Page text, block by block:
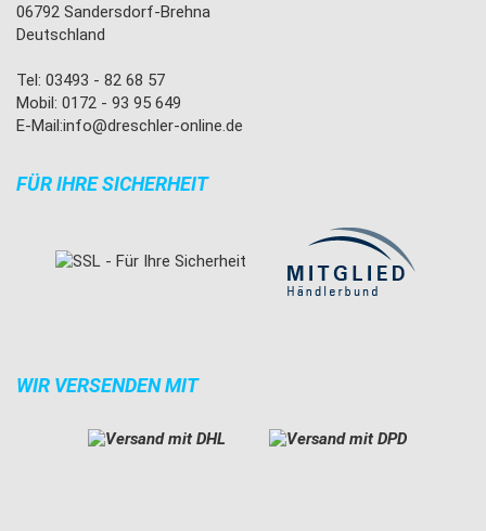
06792 Sandersdorf-Brehna
Deutschland
Tel: 03493 - 82 68 57
Mobil: 0172 - 93 95 649
E-Mail:info@dreschler-online.de
FÜR IHRE SICHERHEIT
WIR VERSENDEN MIT